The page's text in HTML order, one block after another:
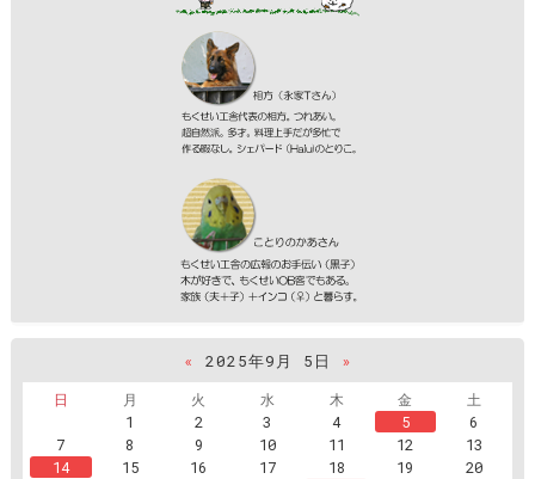
« 2025年9月 5日
»
日
月 火 水 木 金
土
1
2 3 4 5
6
7
8 9 10 11 12
13
14
15 16 17 18 19
20